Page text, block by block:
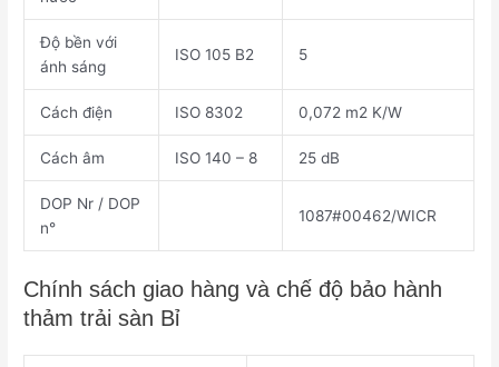
Độ bền với
ánh sáng
ISO 105 B2 5
Cách điện ISO 8302 0,072 m2 K/W
Cách âm ISO 140 – 8 25 dB
DOP Nr / DOP
n°
1087#00462/WICR
Chính sách giao hàng và chế độ bảo hành
thảm trải sàn Bỉ